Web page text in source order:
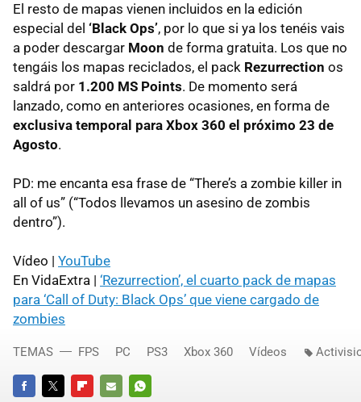
El resto de mapas vienen incluidos en la edición
especial del ‘Black Ops’, por lo que si ya los tenéis vais
a poder descargar Moon de forma gratuita. Los que no
tengáis los mapas reciclados, el pack Rezurrection os
saldrá por 1.200 MS Points. De momento será
lanzado, como en anteriores ocasiones, en forma de
exclusiva temporal para Xbox 360 el próximo 23 de
Agosto.
PD: me encanta esa frase de “There’s a zombie killer in
all of us” (“Todos llevamos un asesino de zombis
dentro”).
Vídeo | YouTube
En VidaExtra | ‘Rezurrection’, el cuarto pack de mapas
para ‘Call of Duty: Black Ops’ que viene cargado de
zombies
TEMAS FPS PC PS3 Xbox 360 Vídeos